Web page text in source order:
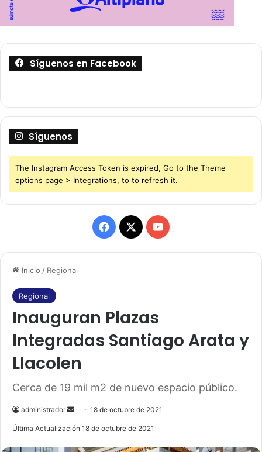
Inicio / Regional
Regional
Inauguran Plazas
Integradas Santiago Arata y
Llacolen
Cerca de 19 mil m2 de nuevo espacio público.
administrador
e
18 de octubre de 2021
Última Actualización 18 de octubre de 2021
Síguenos en Facebook
Síguenos
The Instagram Access Token is expired, Go to the Theme
options page > Integrations, to to refresh it.
F
a
b
o
k
X
Y
o
b